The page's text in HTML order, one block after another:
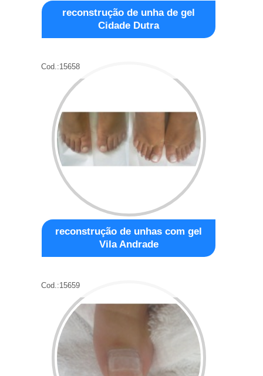
reconstrução de unha de gel
Cidade Dutra
Cod.:15658
reconstrução de unhas com gel
Vila Andrade
Cod.:15659